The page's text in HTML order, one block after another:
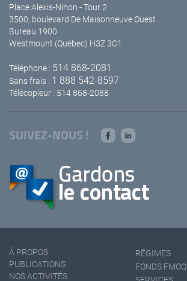
Place Alexis-Nihon - Tour 2
3500, boulevard De Maisonneuve Ouest
Bureau 1900
Westmount (Québec) H3Z 3C1
Téléphone : 514 868-2081
Sans frais : 1 888 542-8597
Télécopieur : 514 868-2088
SUIVEZ-NOUS !
À PROPOS
PUBLICATIONS
NOS ACTIVITÉS
RÉGIMES
FONDS FMOQ